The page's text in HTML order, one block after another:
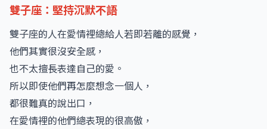
雙子座：堅持沉默不語
雙子座的人在愛情裡總給人若即若離的感覺，
他們其實很沒安全感，
也不太擅長表達自己的愛。
所以即使他們再怎麼想念一個人，
都很難真的說出口，
在愛情裡的他們總表現的很高傲，